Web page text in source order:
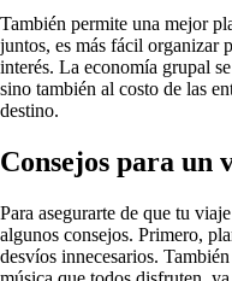
También permite una mejor
juntos, es más fácil organizar
interés. La economía grupal
sino también al costo de las
destino.
Consejos para un
Para asegurarte de que tu
algunos consejos. Primero,
desvíos innecesarios.